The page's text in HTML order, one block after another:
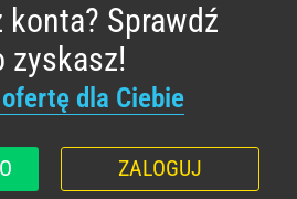
konta? Sprawdź
zyskasz!
dla Ciebie
ZALOGUJ